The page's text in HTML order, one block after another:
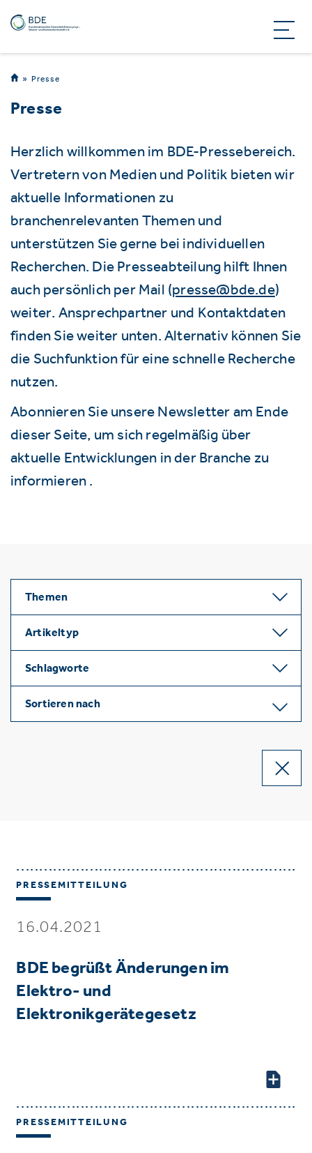
Presse
Presse
Herzlich willkommen im BDE-Pressebereich.
Vertretern von Medien und Politik bieten wir
aktuelle Informationen zu
branchenrelevanten Themen und
unterstützen Sie gerne bei individuellen
Recherchen. Die Presseabteilung hilft Ihnen
auch persönlich per Mail (presse@bde.de)
weiter. Ansprechpartner und Kontaktdaten
finden Sie weiter unten. Alternativ können Sie
die Suchfunktion für eine schnelle Recherche
nutzen.
Abonnieren Sie unsere Newsletter am Ende
dieser Seite, um sich regelmäßig über
aktuelle Entwicklungen in der Branche zu
informieren .
Themen
Artikeltyp
Schlagworte
Sortieren nach
PRESSEMITTEILUNG
16.04.2021
BDE begrüßt Änderungen im
Elektro- und
Elektronikgerätegesetz
PRESSEMITTEILUNG